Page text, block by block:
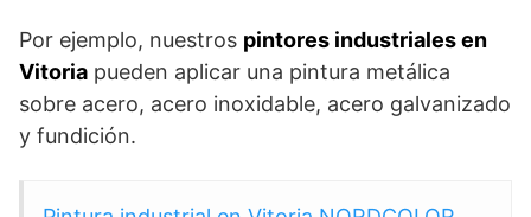
Por ejemplo, nuestros pintores industriales en
Vitoria pueden aplicar una pintura metálica
sobre acero, acero inoxidable, acero galvanizado
y fundición.